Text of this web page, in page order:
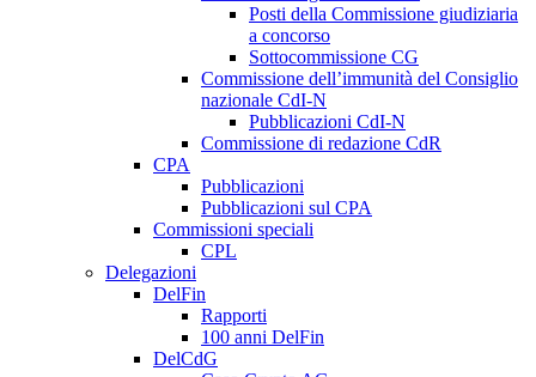
Posti della Commissione giudiziaria
a concorso
Sottocommissione CG
Commissione dell’immunità del Consiglio
nazionale CdI-N
Pubblicazioni CdI-N
Commissione di redazione CdR
CPA
Pubblicazioni
Pubblicazioni sul CPA
Commissioni speciali
CPL
Delegazioni
DelFin
Rapporti
100 anni DelFin
DelCdG